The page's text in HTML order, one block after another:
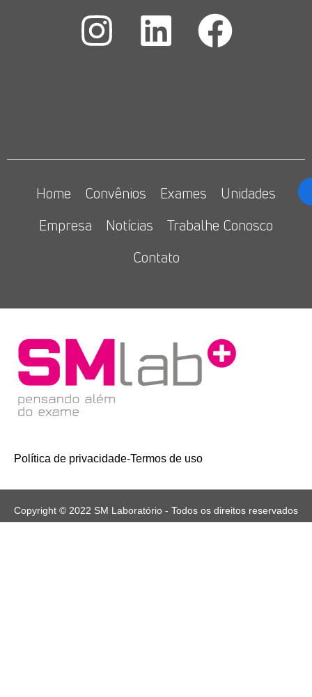
Home Convênios Exames
Unidades
Empresa
Notícias
Trabalhe Conosco
Contato
Política de privacidade-Termos de uso
Copyright © 2022 SM Laboratório - Todos os direitos reservados